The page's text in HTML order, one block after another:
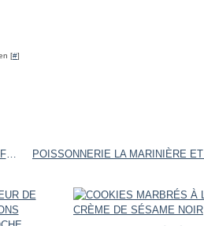
[#]
LE SOUCHET EN VEDETTE AVEC ENERGIE DIFFUSION [#MADEINFRANCE #SANSGLUTEN]